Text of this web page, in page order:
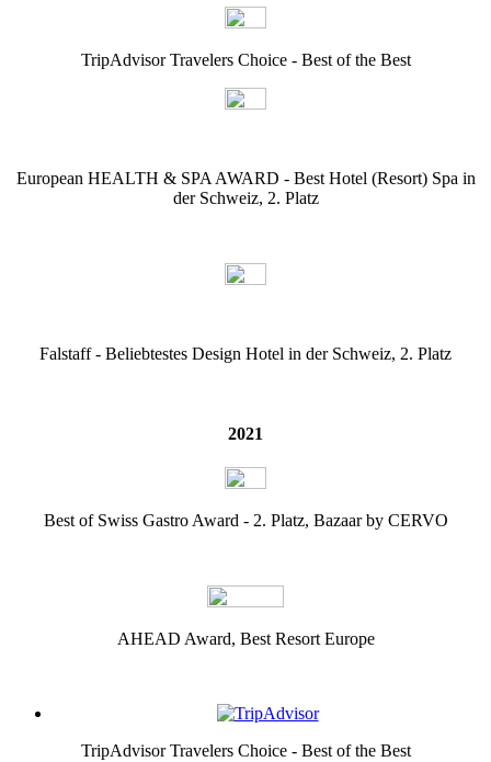
TripAdvisor Travelers Choice - Best of the Best
European HEALTH & SPA AWARD - Best Hotel (Resort) Spa in
der Schweiz, 2. Platz
Falstaff - Beliebtestes Design Hotel in der Schweiz, 2. Platz
2021
Best of Swiss Gastro Award - 2. Platz, Bazaar by CERVO
AHEAD Award, Best Resort Europe
TripAdvisor Travelers Choice - Best of the Best